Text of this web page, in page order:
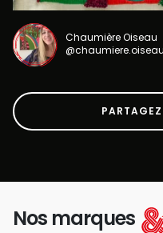
Chaumière Oiseau
@chaumiere.oiseau
Nos marques